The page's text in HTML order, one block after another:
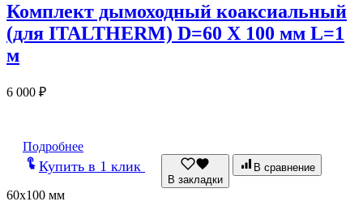
Комплект дымоходный коаксиальный
(для ITALTHERM) D=60 X 100 мм L=1
м
6 000 ₽
Подробнее
Купить в 1 клик
В закладки
В сравнение
60x100 мм